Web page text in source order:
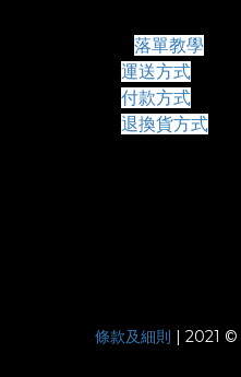
落單教學
運送方式
付款方式
退換貨方式
條款及細則 | 2021